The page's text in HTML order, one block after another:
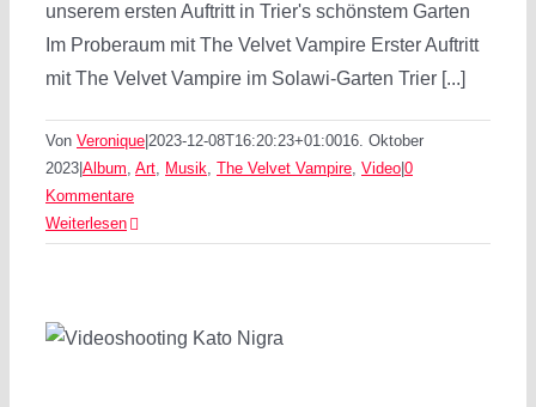
unserem ersten Auftritt in Trier's schönstem Garten
Im Proberaum mit The Velvet Vampire Erster Auftritt
mit The Velvet Vampire im Solawi-Garten Trier [...]
Von Veronique 2023-12-08T16:20:23+01:0016. Oktober
2023 Album, Art, Musik, The Velvet Vampire, Video 0
Kommentare
Weiterlesen